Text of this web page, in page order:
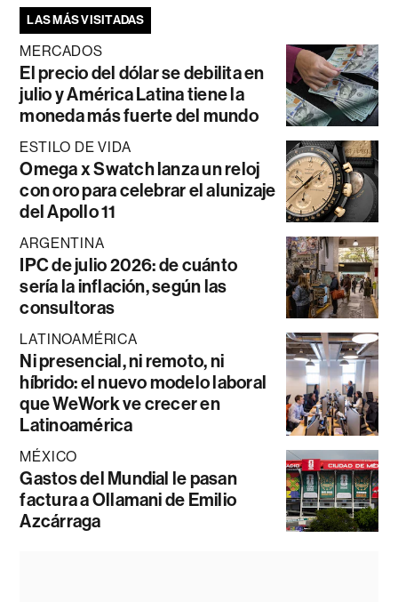
LAS MÁS VISITADAS
MERCADOS
El precio del dólar se debilita en
julio y América Latina tiene la
moneda más fuerte del mundo
ESTILO DE VIDA
Omega x Swatch lanza un reloj
con oro para celebrar el alunizaje
del Apollo 11
ARGENTINA
IPC de julio 2026: de cuánto
sería la inflación, según las
consultoras
LATINOAMÉRICA
Ni presencial, ni remoto, ni
híbrido: el nuevo modelo laboral
que WeWork ve crecer en
Latinoamérica
MÉXICO
Gastos del Mundial le pasan
factura a Ollamani de Emilio
Azcárraga